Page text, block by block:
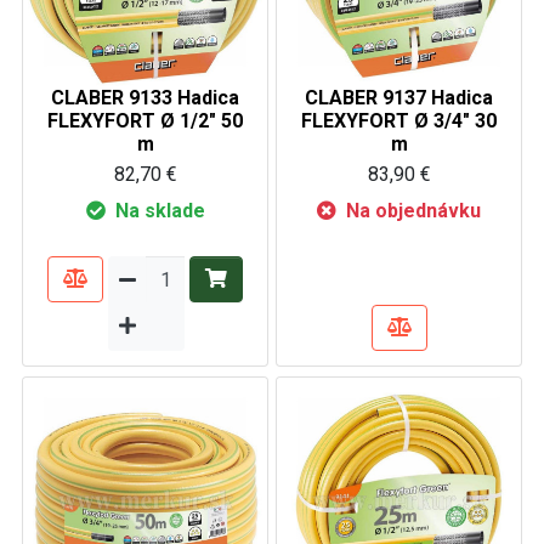
CLABER 9133 Hadica
FLEXYFORT Ø 1/2" 50
m
82,70 €
Na sklade
CLABER 9137 Hadica
FLEXYFORT Ø 3/4" 30
m
83,90 €
Na objednávku